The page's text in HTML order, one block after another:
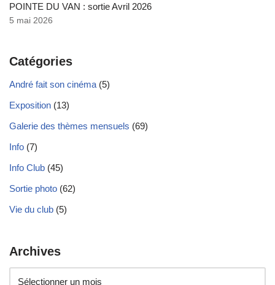
POINTE DU VAN : sortie Avril 2026
5 mai 2026
Catégories
André fait son cinéma (5)
Exposition (13)
Galerie des thèmes mensuels (69)
Info (7)
Info Club (45)
Sortie photo (62)
Vie du club (5)
Archives